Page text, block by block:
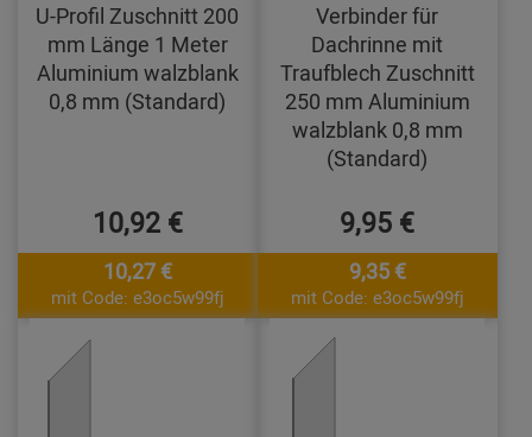
U-Profil Zuschnitt 200
mm Länge 1 Meter
Aluminium walzblank
0,8 mm (Standard)
10,92 €
10,27 €
mit Code: e3oc5w99fj
Verbinder für
Dachrinne mit
Traufblech Zuschnitt
250 mm Aluminium
walzblank 0,8 mm
(Standard)
9,95 €
9,35 €
mit Code: e3oc5w99fj